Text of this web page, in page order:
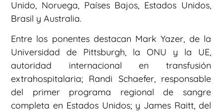
Unido, Noruega, Países Bajos, Estados Unidos,
Brasil y Australia.
Entre los ponentes destacan Mark Yazer, de la
Universidad de Pittsburgh, la ONU y la UE,
autoridad internacional en transfusión
extrahospitalaria; Randi Schaefer, responsable
del primer programa regional de sangre
completa en Estados Unidos; y James Raitt, del